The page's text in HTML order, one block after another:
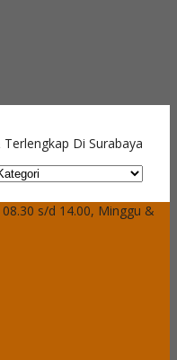
Di Surabaya
s/d 14.00, Minggu &